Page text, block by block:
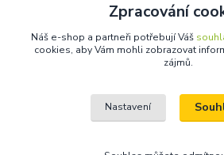
+420 725 889 873
(Po-Ne, 9-18 hod.)
Zpracování
Náš e-shop a partneři potřebují Váš
cookies, aby Vám mohli zobrazovat
zájmů.
Nastavení